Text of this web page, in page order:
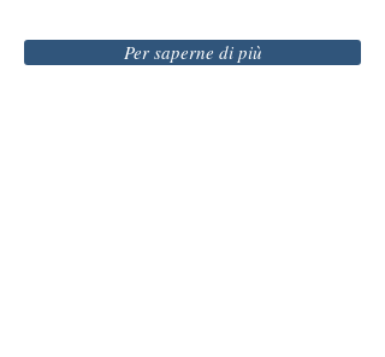
Per saperne di più